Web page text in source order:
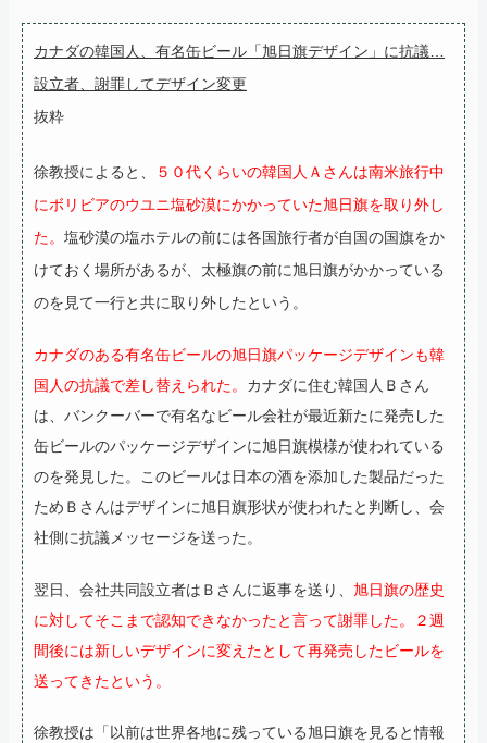
カナダの韓国人、有名缶ビール「旭日旗デザイン」に抗議…
設立者、謝罪してデザイン変更
抜粋
徐教授によると、
５０代くらいの韓国人Ａさんは南米旅行中
にボリビアのウユニ塩砂漠にかかっていた旭日旗を取り外し
た。 塩砂漠の塩ホテルの前には各国旅行者が自国の国旗をか
けておく場所があるが、太極旗の前に旭日旗がかかっている
のを見て一行と共に取り外したという。
カナダのある有名缶ビールの旭日旗パッケージデザインも韓
国人の抗議で差し替えられた。 カナダに住む韓国人Ｂさん
は、バンクーバーで有名なビール会社が最近新たに発売した
缶ビールのパッケージデザインに旭日旗模様が使われている
のを発見した。このビールは日本の酒を添加した製品だった
ためＢさんはデザインに旭日旗形状が使われたと判断し、会
社側に抗議メッセージを送った。
翌日、会社共同設立者はＢさんに返事を送り、 旭日旗の歴史
に対してそこまで認知できなかったと言って謝罪した。２週
間後には新しいデザインに変えたとして再発売したビールを
送ってきたという。
徐教授は「以前は世界各地に残っている旭日旗を見ると情報